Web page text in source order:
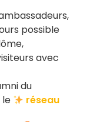
possible
avec
du
le
réseau